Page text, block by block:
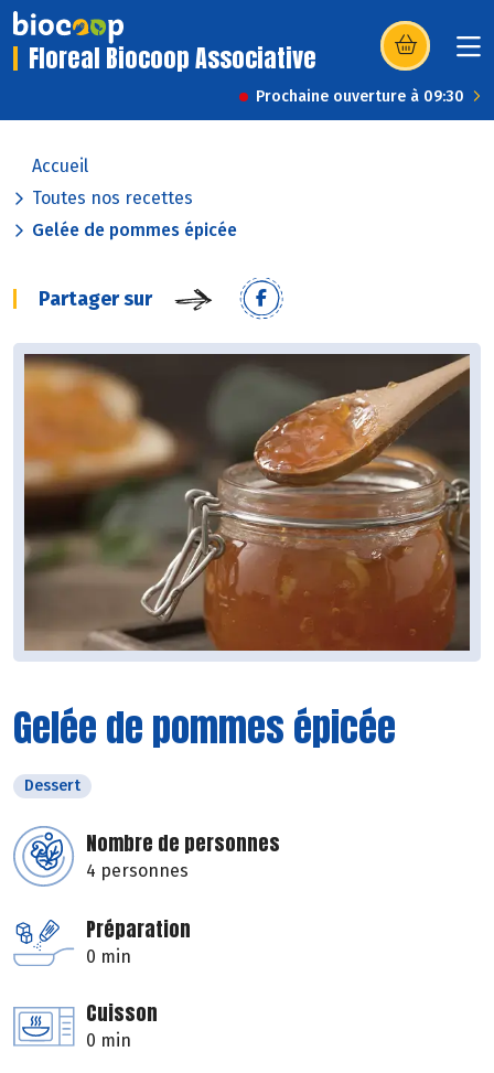
Floreal Biocoop Associative (s’ouvre dans
Prochaine ouverture à 09:30
Accueil
Toutes nos recettes
Gelée de pommes épicée
Partager sur
Gelée de pommes épicée
Dessert
Nombre de personnes
4 personnes
Préparation
0 min
Cuisson
0 min